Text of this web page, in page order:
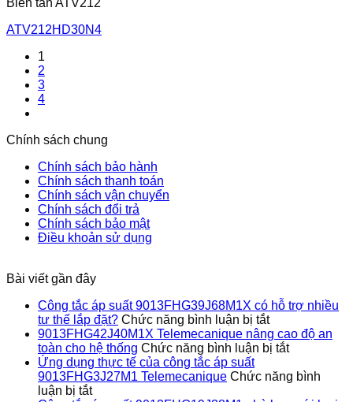
Biến tần ATV212
ATV212HD30N4
1
2
3
4
Chính sách chung
Chính sách bảo hành
Chính sách thanh toán
Chính sách vận chuyển
Chính sách đổi trả
Chính sách bảo mật
Điều khoản sử dụng
Bài viết gần đây
Công tắc áp suất 9013FHG39J68M1X có hỗ trợ nhiều
tư thế lắp đặt? Chức năng bình luận bị tắtở
Công
tắc
suất
9013FHG42J40M1X Telemecanique nâng cao độ an
toàn cho hệ thống Chức năng bình luận bị tắtở
Ứng dụng thực tế của công tắc áp suất
9013FHG3J27M1 Telemecanique Chức năng bình
luận bị tắtở